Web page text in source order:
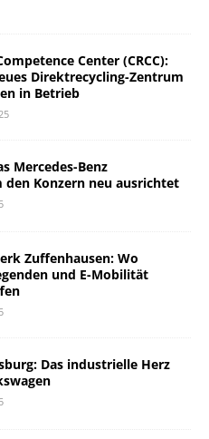
Center (CRCC):
Direktrecycling-Zentrum
in Betrieb
Mercedes-Benz
den Konzern neu ausrichtet
Zuffenhausen: Wo
und E-Mobilität
Das industrielle Herz